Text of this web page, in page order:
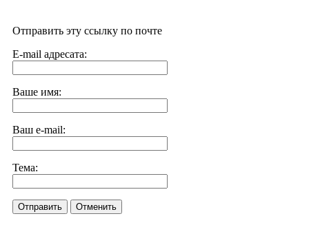
Отправить эту ссылку по почте
E-mail адресата:
Ваше имя:
Ваш e-mail:
Тема:
Отправить Отменить